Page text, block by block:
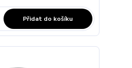
Přidat do košíku